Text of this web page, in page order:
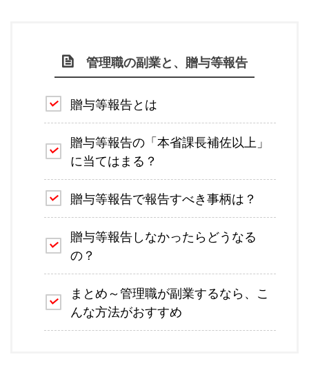
管理職の副業と、贈与等報告
贈与等報告とは
贈与等報告の「本省課長補佐以上」
に当てはまる？
贈与等報告で報告すべき事柄は？
贈与等報告しなかったらどうなる
の？
まとめ～管理職が副業するなら、こ
んな方法がおすすめ